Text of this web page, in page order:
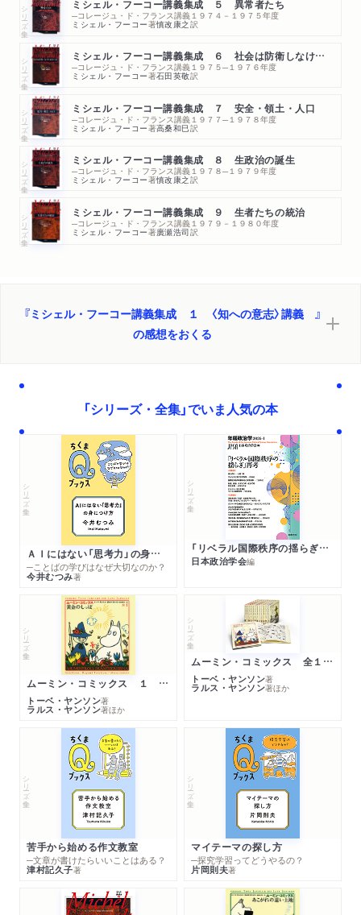
シリーズ・全集 ミシェル・フーコー講義集成 ５ 異常者たち
─コレージュ・ド・フランス講義１９７４－１９７５年度
ミシェル・フーコー著慎改康之訳
シリーズ・全集 ミシェル・フーコー講義集成 ６ 社会は防衛しなければならない
─コレージュ・ド・フランス講義１９７５─１９７６年度
ミシェル・フーコー著石田英敬訳
シリーズ・全集 ミシェル・フーコー講義集成 ７ 安全・領土・人口
─コレージュ・ド・フランス講義１９７７─１９７８年度
ミシェル・フーコー著高桑和巳訳
シリーズ・全集 ミシェル・フーコー講義集成 ８ 生政治の誕生
─コレージュ・ド・フランス講義１９７８─１９７９年度
ミシェル・フーコー著慎改康之訳
シリーズ・全集 ミシェル・フーコー講義集成 ９ 生者たちの統治
─コレージュ・ド・フランス講義１９７９－１９８０年度
ミシェル・フーコー著廣瀬浩司訳
『ミシェル・フーコー講義集成 １ 〈知への意志〉講義 』
の感想をおくる
「シリーズ・全集」でいま人気の本
シリーズ・全集
ＡＩにはない「思考力」の身につけ方
─ことばの学びはなぜ大切なのか？
今井むつみ著
シリーズ・全集
「リベラル国際秩序の揺らぎ」再考 年報政治学２０２６‐Ⅰ
日本政治学会編
シリーズ・全集
ムーミン・コミックス １ 黄金のしっぽ
トーベ・ヤンソン著
ラルス・ヤンソン著ほか
シリーズ・全集
ムーミン・コミックス 全１４巻セット
トーベ・ヤンソン著
ラルス・ヤンソン著ほか
シリーズ・全集
苦手から始める作文教室
─文章が書けたらいいことはある？
津村記久子著
シリーズ・全集
マイテーマの探し方
─探究学習ってどうやるの？
片岡則夫著